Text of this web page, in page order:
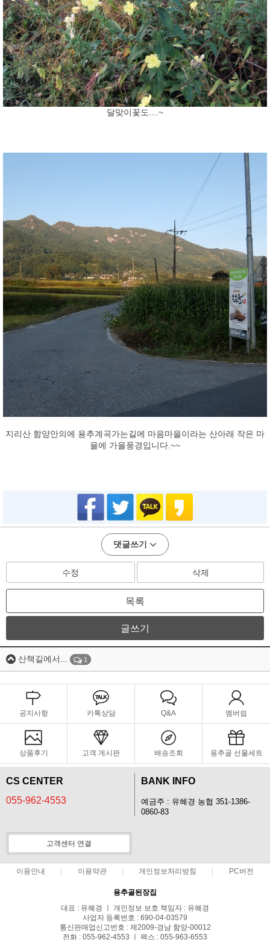
달맞이꽃도....~
지리산 함양안의에 용추계곡가는길에 마음마을이라는 산아래 작은 마
을에 가을풍경입니다.~~​
댓글쓰기
수정 삭제
목록
글쓰기
산책길에서... 1
공지사항 카톡상담 Q&A 멤버쉽
상품후기 고객 게시판 배송조회 용추골 선물세트
CS CENTER
055-962-4553
BANK INFO
예금주 : 유혜경 농협 351-1386-
0860-83
고객센터 연결
이용안내 이용약관 개인정보처리방침 PC버전
용추골된장집
대표 : 유혜경 ㅣ 개인정보 보호 책임자 : 유혜경
사업자 등록번호 : 690-04-03579
통신판매업신고번호 : 제2009-경남 함양-00012
전화 : 055-962-4553 ㅣ 팩스 : 055-963-6553